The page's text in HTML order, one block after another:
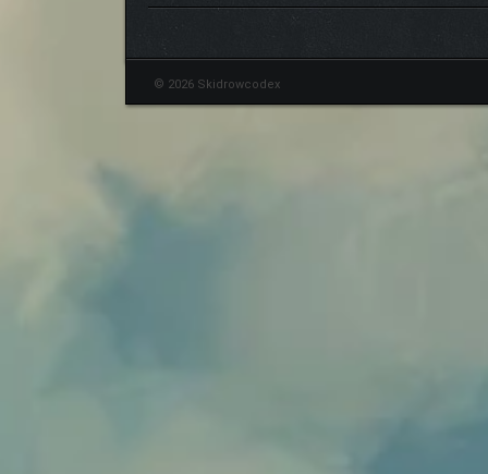
© 2026 Skidrowcodex